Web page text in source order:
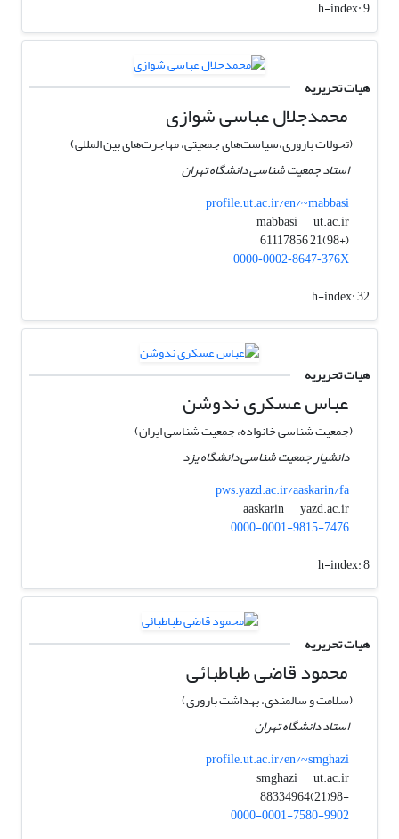
h-index:9
هیات تحریریه
محمدجلال عباسی شوازی
(تحولات باروری،سیاست‌های جمعیتی، مهاجرت‌های بین المللی)
استاد جمعیت شناسی دانشگاه تهران
profile.ut.ac.ir/en/~mabbasi
mabbasi
ut.ac.ir
(+98)21 61117856
0000‑0002‑8647‑376X
h-index:32
هیات تحریریه
عباس عسکری ندوشن
(جمعیت شناسی خانواده، جمعیت شناسی ایران)
دانشیار جمعیت شناسی دانشگاه یزد
pws.yazd.ac.ir/aaskarin/fa
aaskarin
yazd.ac.ir
0000-0001-9815-7476
h-index:8
هیات تحریریه
محمود قاضی طباطبائی
(سلامت و سالمندی، بهداشت باروری)
استاد دانشگاه تهران
profile.ut.ac.ir/en/~smghazi
smghazi
ut.ac.ir
+98(21)88334964
0000-0001-7580-9902